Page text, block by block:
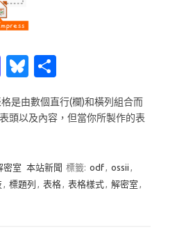
M
t
o
Bl
es
是由數個直行(欄)和橫列組合而
頭以及內容，但當你所製作的表
密室 本站新聞 標籤: odf, ossii ,
, 標題列 , 表格, 表格樣式, 解密室 ,